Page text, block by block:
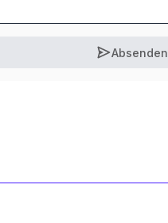
Absenden